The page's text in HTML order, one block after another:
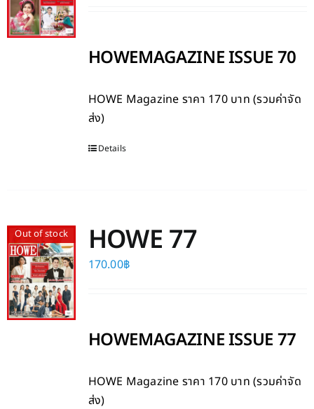
HOWEMAGAZINE ISSUE 70
HOWE Magazine ราคา 170 บาท (รวมค่าจัด
ส่ง)
Details
Out of stock HOWE 77
170.00฿
HOWEMAGAZINE ISSUE 77
HOWE Magazine ราคา 170 บาท (รวมค่าจัด
ส่ง)